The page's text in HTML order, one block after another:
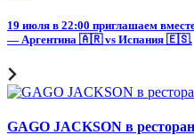
19 июля в 22:00 приглашаем
— Аргентина 🇦🇷 vs Испания 🇪🇸.
GAGO JACKSON в